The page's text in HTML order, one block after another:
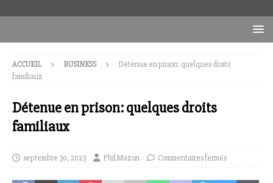
ACCUEIL BUSINESS
Détenue en prison: quelques droits
familiaux
Détenue en prison: quelques droits
familiaux
septembre 30, 2023 Phil Mazon Commentaires fermés